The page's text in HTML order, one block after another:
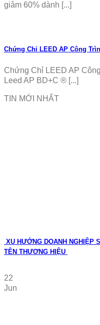
giảm 60% dành [...]
Chứng Chỉ LEED AP Công
Chứng Chỉ LEED AP
Leed AP BD+C ® [...]
TIN MỚI NHẤT
XU HƯỚNG DOANH NGHIỆP
TÊN THƯƠNG HIỆU
22
Jun